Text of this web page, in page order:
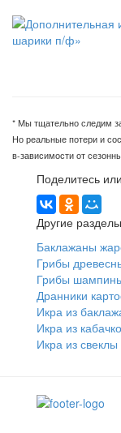
* Мы тщательно следим
Но реальные потери и
в-зависимости от
Поделитесь
Другие разделы
Баклажаны
Грибы
Грибы
Дранники
Икра из
Икра из
Икра из